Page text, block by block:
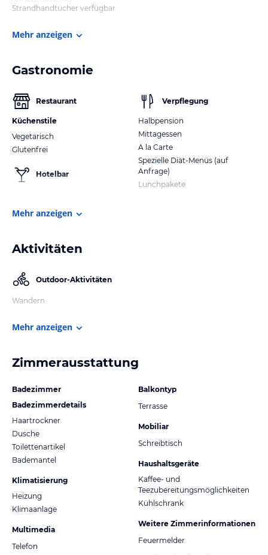
Strandhandtücher verfügbar
Mehr anzeigen
Gastronomie
Restaurant
Küchenstile
Vegetarisch
Glutenfrei
Hotelbar
Verpflegung
Halbpension
Mittagessen
A la Carte
Spezielle Diät-Menüs (auf
Anfrage)
Lunchpakete
Mehr anzeigen
Aktivitäten
Outdoor-Aktivitäten
Wandern
Mehr anzeigen
Zimmerausstattung
Badezimmer
Badezimmerdetails
Haartrockner
Dusche
Toilettenartikel
Bademantel
Klimatisierung
Heizung
Klimaanlage
Multimedia
Telefon
Balkontyp
Terrasse
Mobiliar
Schreibtisch
Haushaltsgeräte
Kaffee- und
Teezubereitungsmöglichkeiten
Kühlschrank
Weitere Zimmerinformationen
Feuermelder